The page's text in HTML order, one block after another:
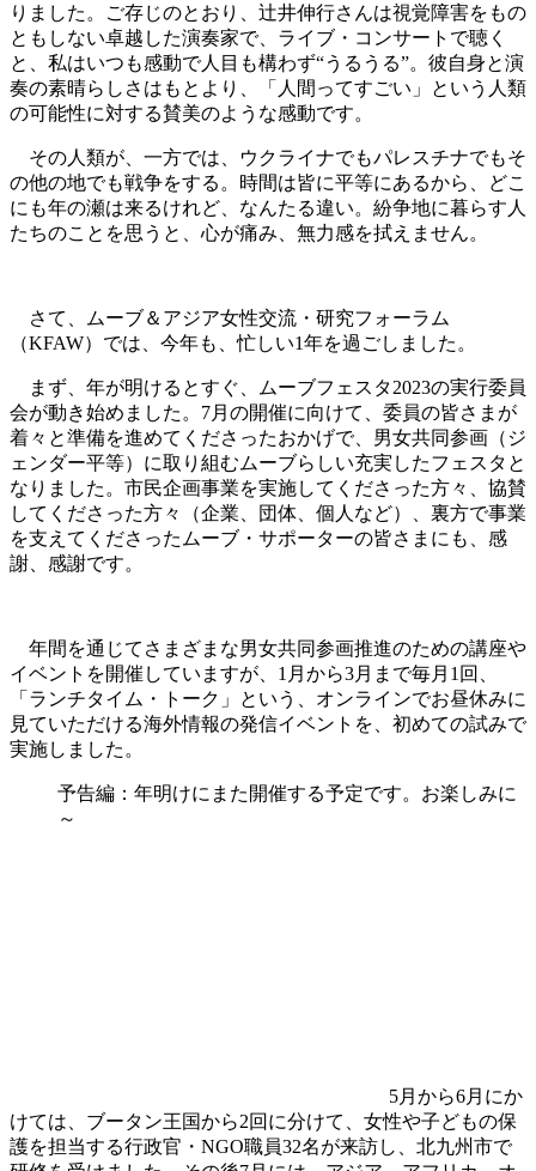
りました。ご存じのとおり、辻井伸行さんは視覚障害をもの
ともしない卓越した演奏家で、ライブ・コンサートで聴く
と、私はいつも感動で人目も構わず“うるうる”。彼自身と演
奏の素晴らしさはもとより、「人間ってすごい」という人類
の可能性に対する賛美のような感動です。
その人類が、一方では、ウクライナでもパレスチナでもそ
の他の地でも戦争をする。時間は皆に平等にあるから、どこ
にも年の瀬は来るけれど、なんたる違い。紛争地に暮らす人
たちのことを思うと、心が痛み、無力感を拭えません。
さて、ムーブ＆アジア女性交流・研究フォーラム
（KFAW）では、今年も、忙しい1年を過ごしました。
まず、年が明けるとすぐ、ムーブフェスタ2023の実行委員
会が動き始めました。7月の開催に向けて、委員の皆さまが
着々と準備を進めてくださったおかげで、男女共同参画（ジ
ェンダー平等）に取り組むムーブらしい充実したフェスタと
なりました。市民企画事業を実施してくださった方々、協賛
してくださった方々（企業、団体、個人など）、裏方で事業
を支えてくださったムーブ・サポーターの皆さまにも、感
謝、感謝です。
年間を通じてさまざまな男女共同参画推進のための講座や
イベントを開催していますが、1月から3月まで毎月1回、
「ランチタイム・トーク」という、オンラインでお昼休みに
見ていただける海外情報の発信イベントを、初めての試みで
実施しました。
予告編：年明けにまた開催する予定です。お楽しみに
～
5月から6月にか
けては、ブータン王国から2回に分けて、女性や子どもの保
護を担当する行政官・NGO職員32名が来訪し、北九州市で